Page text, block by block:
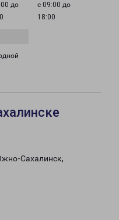
до
с 09:00 до
18:00
Сахалинск,